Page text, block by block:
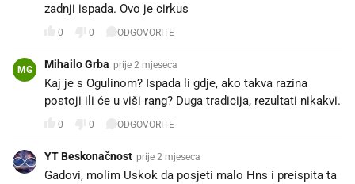
zadnji ispada. Ovo je cirkus
0 0 ODGOVORITE
MG Mihailo Grba prije 2 mjeseca
Kaj je s Ogulinom? Ispada li gdje, ako takva razina
postoji ili će u viši rang? Duga tradicija, rezultati nikakvi.
0 0 ODGOVORITE
YT Beskonačnost prije 2 mjeseca
Gadovi, molim Uskok da posjeti malo Hns i preispita ta